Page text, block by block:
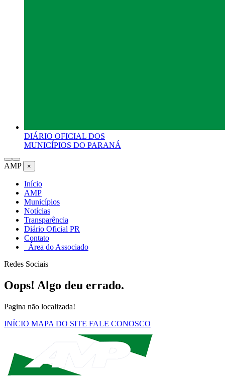
DIÁRIO OFICIAL DOS
MUNICÍPIOS DO PARANÁ
AMP ×
Início
AMP
Municípios
Notícias
Transparência
Diário Oficial PR
Contato
Área do Associado
Redes Sociais
Oops! Algo deu errado.
Pagina não localizada!
INÍCIO MAPA DO SITE FALE CONOSCO